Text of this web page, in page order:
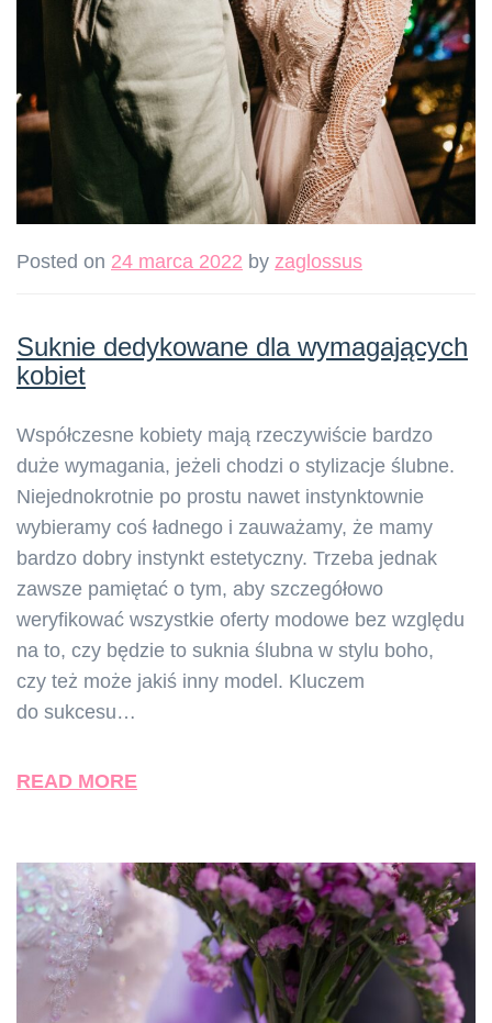
Posted on 24 marca 2022 by zaglossus
Suknie dedykowane dla wymagających
kobiet
Współczesne kobiety mają rzeczywiście bardzo
duże wymagania, jeżeli chodzi o stylizacje ślubne.
Niejednokrotnie po prostu nawet instynktownie
wybieramy coś ładnego i zauważamy, że mamy
bardzo dobry instynkt estetyczny. Trzeba jednak
zawsze pamiętać o tym, aby szczegółowo
weryfikować wszystkie oferty modowe bez względu
na to, czy będzie to suknia ślubna w stylu boho,
czy też może jakiś inny model. Kluczem
do sukcesu…
READ MORE